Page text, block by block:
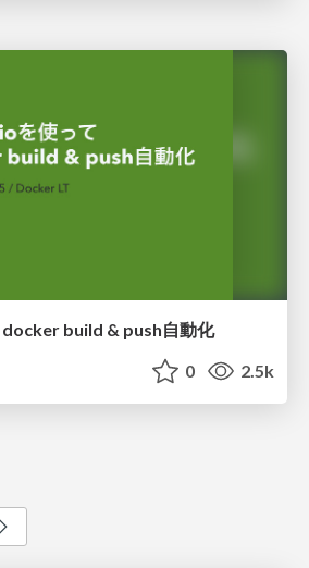
build & push自動化
0 2.5k